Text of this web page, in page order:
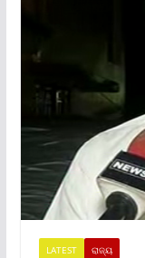
LATEST ରାଜ୍ୟ